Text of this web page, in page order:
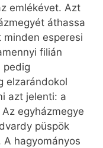
emlékévet. Azt
áthassa
minden esperesi
filián
pedig
elzarándokol
azt jelenti: a
egyházmegye
püspök
hagyományos